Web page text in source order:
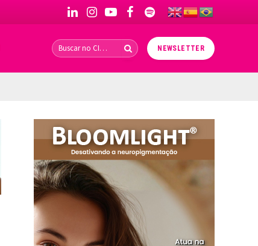
LinkedInInstagramYouTubeFacebookSpotify
NEWSLETTER